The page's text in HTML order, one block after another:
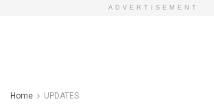
ADVERTISEMENT
Home UPDATES